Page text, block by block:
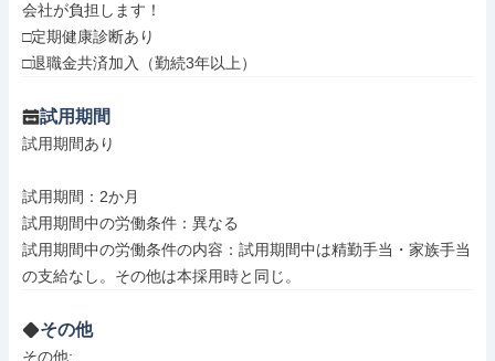
会社が負担します！
□定期健康診断あり
□退職金共済加入（勤続3年以上）
試用期間
試用期間あり
試用期間：2か月
試用期間中の労働条件：異なる
試用期間中の労働条件の内容：試用期間中は精勤手当・家族手当
の支給なし。その他は本採用時と同じ。
その他
その他: